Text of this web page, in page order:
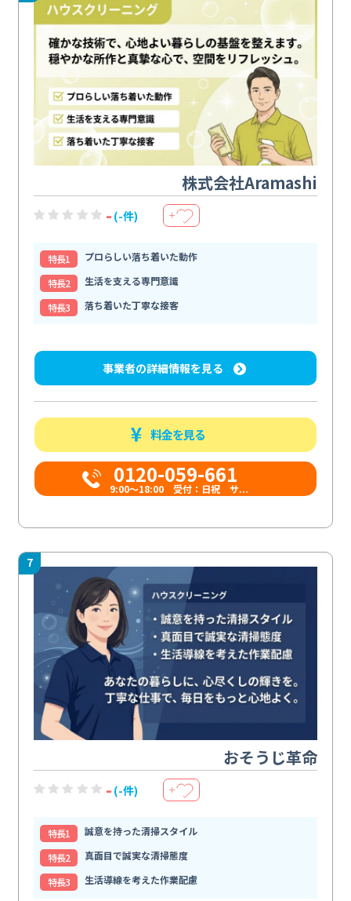
株式会社Aramashi
- (-件) ＋
特⻑1
プロらしい落ち着いた動作
特⻑2
生活を支える専門意識
特⻑3
落ち着いた丁寧な接客
事業者の詳細情報を見る
料金を見る
0120-059-661
9:00〜18:00 受付：日祝 サ...
7
おそうじ革命
- (-件) ＋
特⻑1
誠意を持った清掃スタイル
特⻑2
真面目で誠実な清掃態度
特⻑3
生活導線を考えた作業配慮